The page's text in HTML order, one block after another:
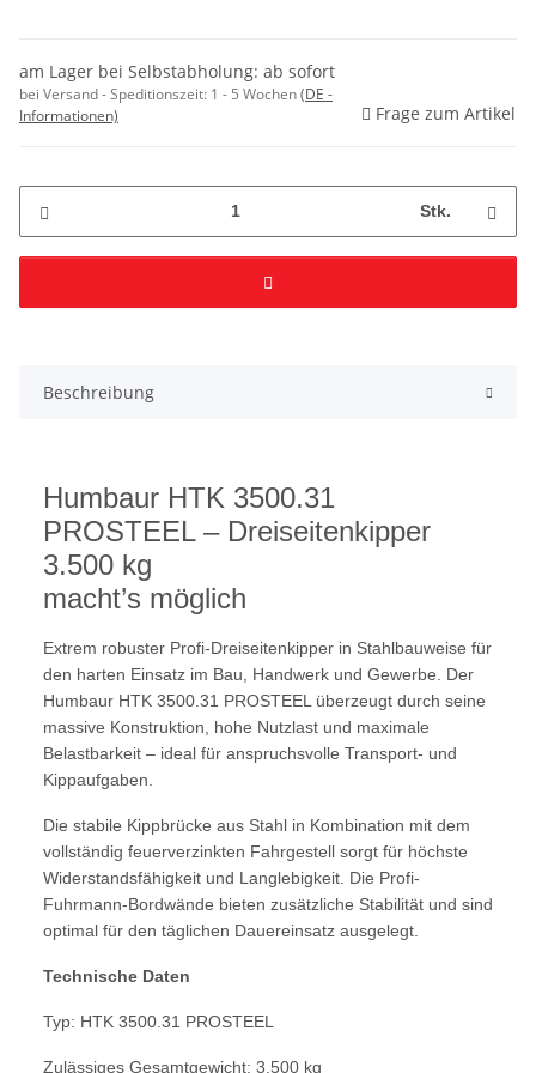
am Lager bei Selbstabholung: ab sofort
bei Versand - Speditionszeit: 1 - 5 Wochen(DE -
Informationen)
Frage zum Artikel
Stk.
Beschreibung
Humbaur HTK 3500.31
PROSTEEL – Dreiseitenkipper
3.500 kg
macht’s möglich
Extrem robuster Profi-Dreiseitenkipper in Stahlbauweise für
den harten Einsatz im Bau, Handwerk und Gewerbe. Der
Humbaur HTK 3500.31 PROSTEEL überzeugt durch seine
massive Konstruktion, hohe Nutzlast und maximale
Belastbarkeit – ideal für anspruchsvolle Transport- und
Kippaufgaben.
Die stabile Kippbrücke aus Stahl in Kombination mit dem
vollständig feuerverzinkten Fahrgestell sorgt für höchste
Widerstandsfähigkeit und Langlebigkeit. Die Profi-
Fuhrmann-Bordwände bieten zusätzliche Stabilität und sind
optimal für den täglichen Dauereinsatz ausgelegt.
Technische Daten
Typ: HTK 3500.31 PROSTEEL
Zulässiges Gesamtgewicht: 3.500 kg